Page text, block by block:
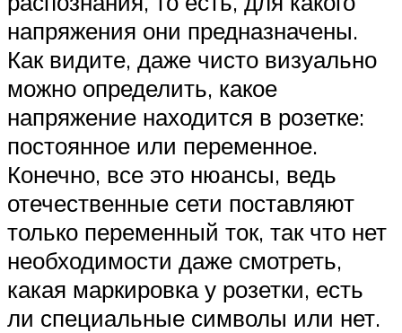
напряжения они предназначены.
Как видите, даже чисто визуально
можно определить, какое
напряжение находится в розетке:
постоянное или переменное.
Конечно, все это нюансы, ведь
отечественные сети поставляют
только переменный ток, так что нет
необходимости даже смотреть,
какая маркировка у розетки, есть
ли специальные символы или нет.